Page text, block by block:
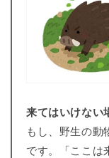
来てはいけない
もし、野生の動
です。「ここは